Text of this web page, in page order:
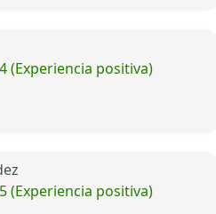
4 (Experiencia positiva)
5 (Experiencia positiva)